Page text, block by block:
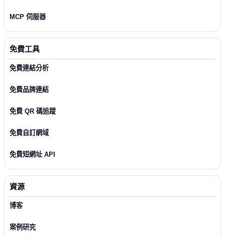
MCP 伺服器
免費工具
免費連結分析
免費品牌連結
免費 QR 碼追蹤
免費自訂網域
免費短網址 API
資源
博客
案例研究